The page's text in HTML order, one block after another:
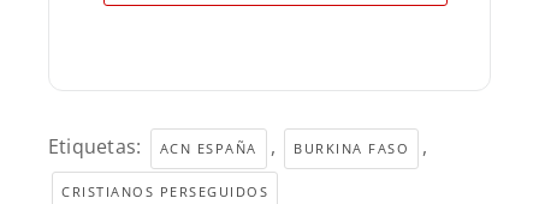
Etiquetas: ACN ESPAÑA , BURKINA FASO ,
CRISTIANOS PERSEGUIDOS